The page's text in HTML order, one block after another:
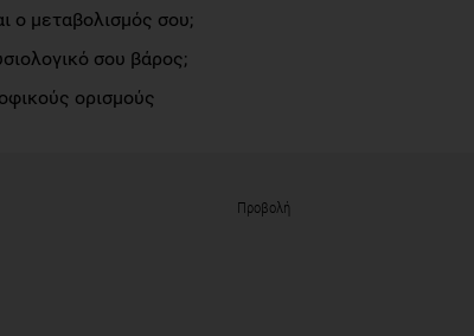
ο μεταβολισμός σου;
σου βάρος;
ορισμούς
Προβολή